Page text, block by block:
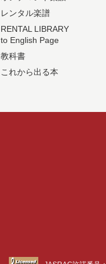
レンタル楽譜
RENTAL LIBRARY
to English Page
教科書
これから出る本